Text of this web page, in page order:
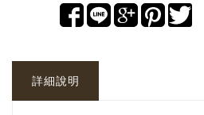
詳細說明